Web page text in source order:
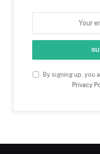
By signing up, you
Privacy